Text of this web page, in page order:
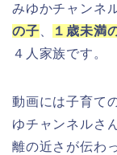
みゆかチャンネ
の子
１歳未満
４人家族です。
動画には子育て
ゆチャンネルさ
離の近さが伝わ